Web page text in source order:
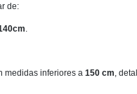
de:
medidas inferiores a 150 cm ,